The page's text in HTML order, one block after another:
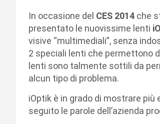
In occasione del CES 2014 che
presentato le nuovissime lenti
visive “multimediali”, senza
2 speciali lenti che permettono
lenti sono talmente sottili da
alcun tipo di problema.
iOptik è in grado di mostrare
seguito le parole dell’azienda